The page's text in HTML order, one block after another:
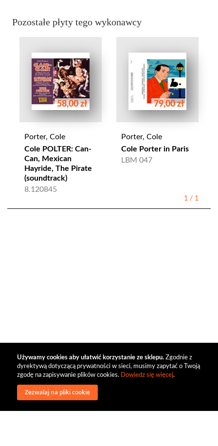
Używamy cookies aby ułatwić korzystanie ze sklepu. Zgodnie z
dyrektywą dotyczącą prywatności w sieci, musimy zapytać o Twoją
zgodę na zapisywanie plików cookies. Dowiedz się więcej.
Zezwalaj na pliki cookie
Pozostałe płyty tego wykonawcy
58,00 zł
Porter, Cole
Cole POLTER: Can-
Can, Mexican
Hayride, The Pirate
(soundtrack)
8.120845
79,00 zł
Porter, Cole
Cole Porter in Paris
LBM 047
1 / 1